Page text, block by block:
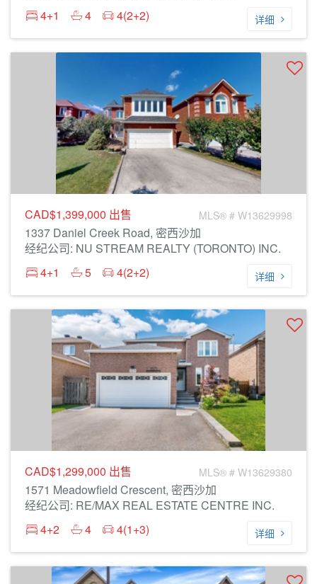
4+1
4 4(2+2) 详细
CAD$1,399,000 出售 MLS® # W13629998
1337 Daniel Creek Road, 密西沙加
经纪公司: NU STREAM REALTY (TORONTO) INC.
4+1
5 4(2+2) 详细
CAD$1,299,000 出售 MLS® # W13629380
1571 Meadowfield Crescent, 密西沙加
经纪公司: RE/MAX REAL ESTATE CENTRE INC.
4+2
4 4(1+3) 详细